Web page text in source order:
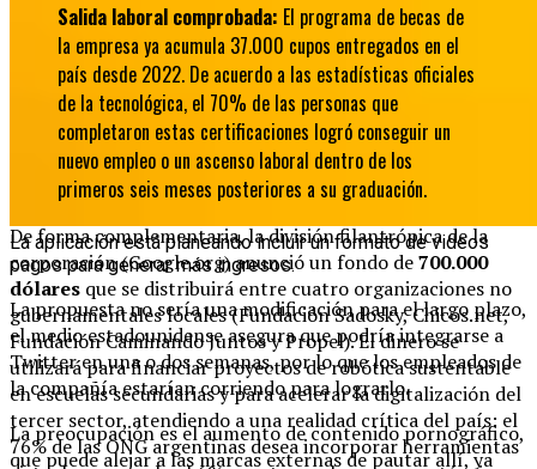
La aplicación está planeando incluir un formato de videos
pagos para generar más ingresos.
La propuesta no sería una modificación para el largo plazo,
el medio estadounidense asegura que podría integrarse a
Twitter en una o dos semanas, por lo que los empleados de
la compañía estarían corriendo para lograrlo.
La preocupación es el aumento de contenido pornográfico,
que puede alejar a las marcas externas de pautar allí, ya
Salida laboral comprobada: El programa de becas de
la empresa ya acumula 37.000 cupos entregados en el
país desde 2022. De acuerdo a las estadísticas oficiales
de la tecnológica, el 70% de las personas que
completaron estas certificaciones logró conseguir un
nuevo empleo o un ascenso laboral dentro de los
primeros seis meses posteriores a su graduación.
De forma complementaria, la división filantrópica de la
corporación (Google.org) anunció un fondo de700.000
dólares que se distribuirá entre cuatro organizaciones no
gubernamentales locales (Fundación Sadosky, Chicos.net,
Fundación Caminando Juntos y Propel).El dinero se
utilizará para financiar proyectos de robótica sustentable
en escuelas secundarias y para acelerar la digitalización del
tercer sector, atendiendo a una realidad crítica del país: el
76% de las ONG argentinas desea incorporar herramientas